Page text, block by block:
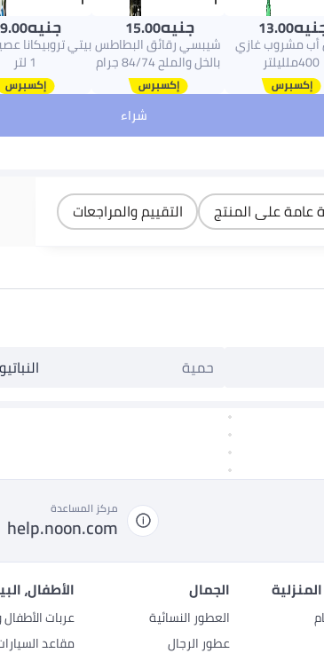
13.00
مشروب غازي
400ملليلتر
جنيه15.00
شيبسي رقائق البطاطس
بالخل والملح 84/74 جرام
جنيه
بيتي تروبيكانا
1 لتر
شراء
عامة على المنتج التقييم والمراجعات
حمية
مركز المساعدة
help.noon.com
الجمال
العطور النسائية
عطور الرجال
الأطفال،
عربات
مقاعد